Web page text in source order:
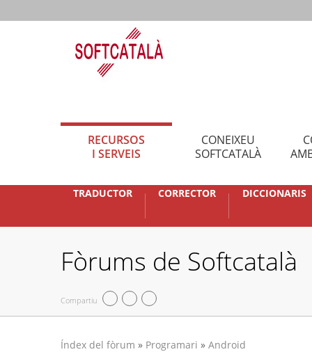
RECURSOS
I SERVEIS
CONEIXEU
SOFTCATALÀ
TRADUCTOR CORRECTOR DICCIONARIS
Fòrums de Softcatalà
Compartiu
Índex del fòrum » Programari » Android